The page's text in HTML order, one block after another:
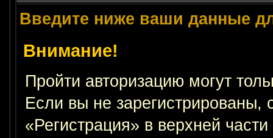
Введите ниже ваши данные
Внимание!
Пройти авторизацию могут
Если вы не зарегистрированы,
«Регистрация» в верхней